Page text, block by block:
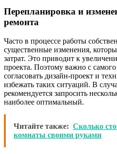
Перепланировка и
ремонта
Часто в процессе работы
существенные изменения,
затрат. Это приводит к
проекта. Поэтому важно с
согласовать дизайн-проект и
избежать таких ситуаций. В
рекомендуется запросить
наиболее оптимальный.
Читайте также: Сколько
комнаты своими руками